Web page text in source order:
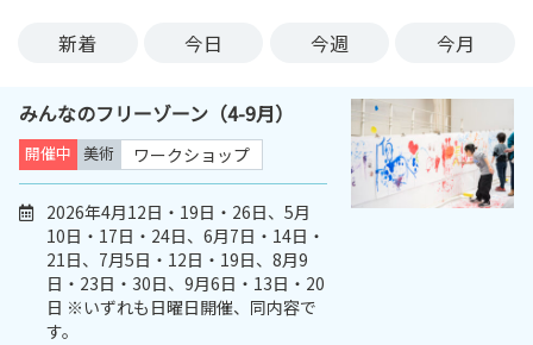
新着 今日 今週 今月
みんなのフリーゾーン（4-9月）
開催中 美術 ワークショップ
2026年4月12日・19日・26日、5月
10日・17日・24日、6月7日・14日・
21日、7月5日・12日・19日、8月9
日・23日・30日、9月6日・13日・20
日 ※いずれも日曜日開催、同内容で
す。